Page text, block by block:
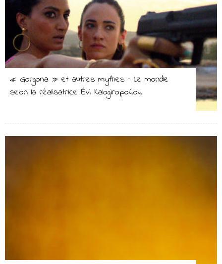
« Gorgona » et autres mythes – Le monde
selon la réalisatrice Évi Kalogiropoúlou